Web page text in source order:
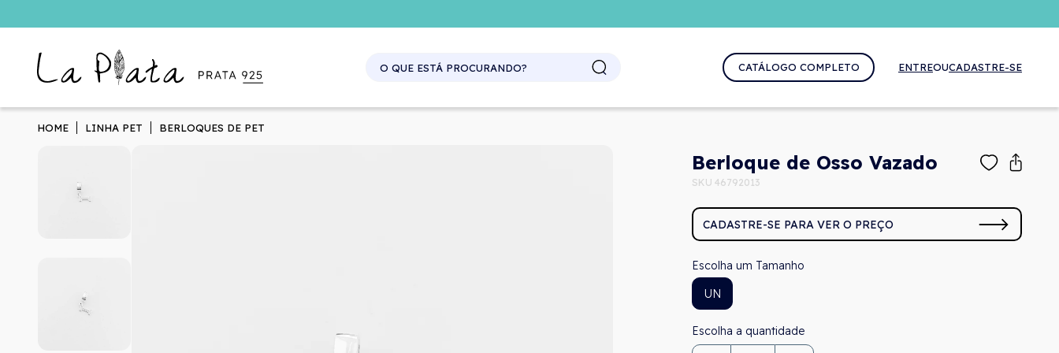
CATÁLOGO COMPLETO ENTREOUCADASTRE-SE
HOME LINHA PET BERLOQUES DE PET
Berloque de Osso Vazado
SKU 46792013
CADASTRE-SE PARA VER O PREÇO
Tamanho
UN